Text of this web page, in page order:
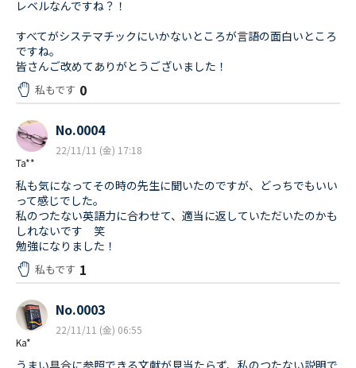
レベルなんですね？！
すべてがシステマチックにいかないところが言語の面白いところ
ですね。
皆さんご改めてありがとうございました！
私もです 0
Ta**
No.0004
22/11/11 (金) 17:18
私も気になってその時の先生に聞いたのですが、どっちでもいい
って感じでした。
私のつたない英語力に合わせて、適当に返していただいたのかも
しれないです 笑
勉強になりました！
私もです 1
Ka*
No.0003
22/11/11 (金) 06:55